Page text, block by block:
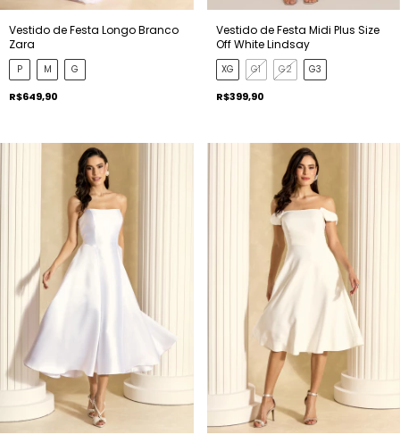
Vestido de Festa Longo Branco
Zara
P M G
R$649,90
Vestido de Festa Midi Plus Size
Off White Lindsay
XG G1 G2 G3
R$399,90